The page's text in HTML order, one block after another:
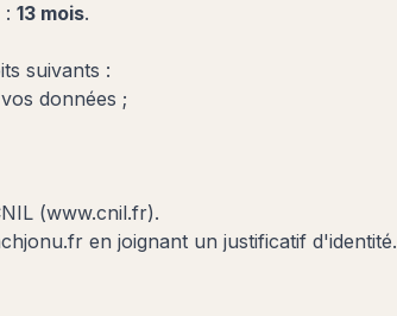
: 13 mois.
suivants :
données ;
(www.cnil.fr).
en joignant un justificatif d'identité.